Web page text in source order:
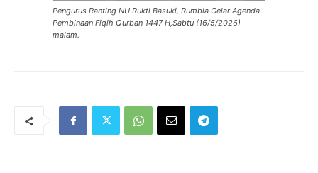
Pengurus Ranting NU Rukti Basuki, Rumbia Gelar Agenda
Pembinaan Fiqih Qurban 1447 H,Sabtu (16/5/2026)
malam.